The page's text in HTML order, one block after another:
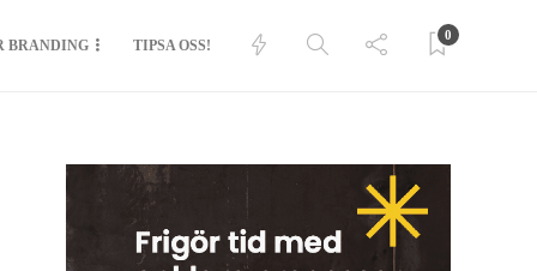
BRANDING TIPSA OSS!
0